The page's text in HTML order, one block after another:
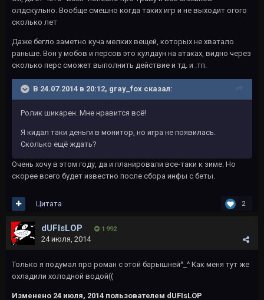
олдскульно. Вообще смешно когда таких игр и не выходит огого
сколько лет
Даже бегло заметно куча мелких вещей, которых не хватало
раньше. Вон у мобов и персов это кулдаун на атаках, видно через
сколько перс сможет выполнить действие и тд. и .тп.
В 24.07.2014 в 20:12, gray_fox сказал:
Ролик шикарен. Мне нравится всё!
Я кидал таки деньги в монитор, но игра не появилась.
Сколько ещё ждать?
Очень хочу в этом году, да и планировали все-таки к зиме. Но
скорее всего будет известно после сбора инфы с беты.
2
Цитата
dUFIsLOP 1 992
24 июля, 2014
Только я подумал про роман с этой барышней^_^ Как меня тут же
охладили холодной водой((
Изменено 24 июля, 2014 пользователем dUFIsLOP